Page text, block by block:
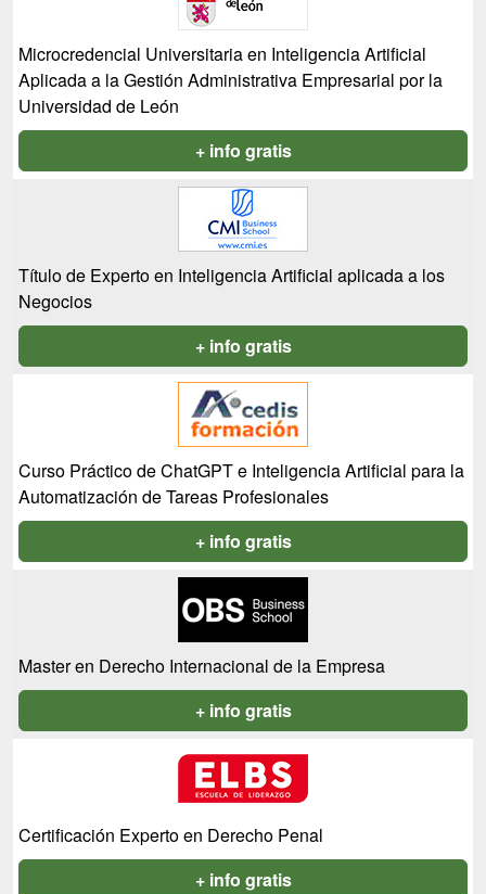
Microcredencial Universitaria en Inteligencia Artificial
Aplicada a la Gestión Administrativa Empresarial por la
Universidad de León
+ info gratis
Título de Experto en Inteligencia Artificial aplicada a los
Negocios
+ info gratis
Curso Práctico de ChatGPT e Inteligencia Artificial para la
Automatización de Tareas Profesionales
+ info gratis
Master en Derecho Internacional de la Empresa
+ info gratis
Certificación Experto en Derecho Penal
+ info gratis